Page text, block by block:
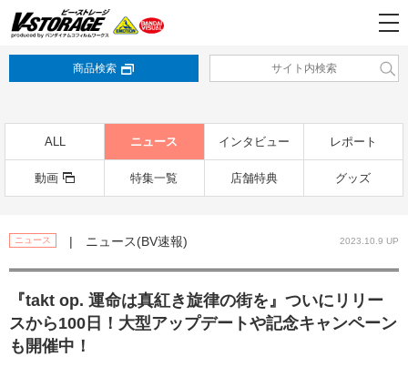
商品検索
ALL ニュース インタビュー レポート
動画 特集一覧 店舗特典 グッズ
ニュース | ニュース(BV速報) 2023.10.9 UP
『takt op. 運命は真紅き旋律の街を』ついにリリー
スから100日！大型アップデートや記念キャンペーン
も開催中！